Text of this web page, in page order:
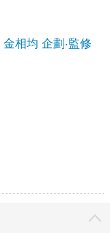
相均 企劃‧監修